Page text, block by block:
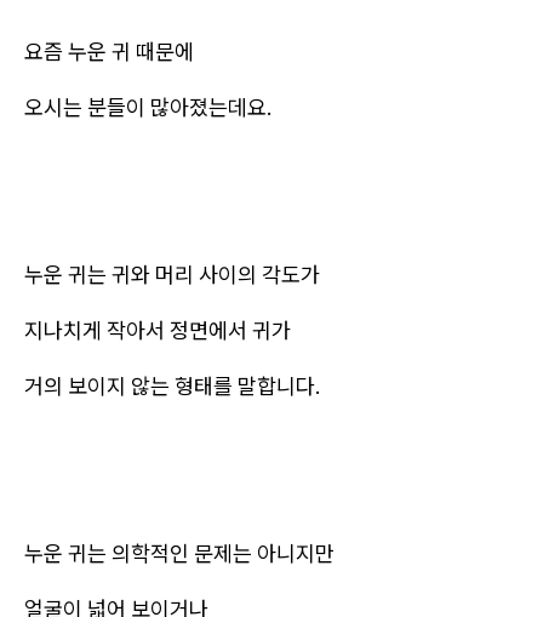
요즘 누운 귀 때문에
오시는 분들이 많아졌는데요.
누운 귀는 귀와 머리 사이의 각도가
지나치게 작아서 정면에서 귀가
거의 보이지 않는 형태를 말합니다.
누운 귀는 의학적인 문제는 아니지만
얼굴이 넓어 보이거나